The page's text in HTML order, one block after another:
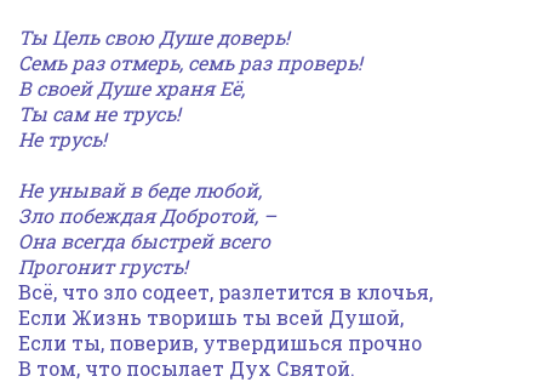
Ты Цель свою Душе доверь!
Семь раз отмерь, семь раз проверь!
В своей Душе храня Её,
Ты сам не трусь!
Не трусь!
Не унывай в беде любой,
Зло побеждая Добротой, –
Она всегда быстрей всего
Прогонит грусть!
Всё, что зло содеет, разлетится в клочья,
Если Жизнь творишь ты всей Душой,
Если ты, поверив, утвердишься прочно
В том, что посылает Дух Святой.